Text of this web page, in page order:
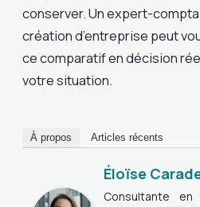
conserver. Un expert-
création d’entreprise peut
ce comparatif en décision
votre situation.
À propos Articles récents
Éloïse
Consultante